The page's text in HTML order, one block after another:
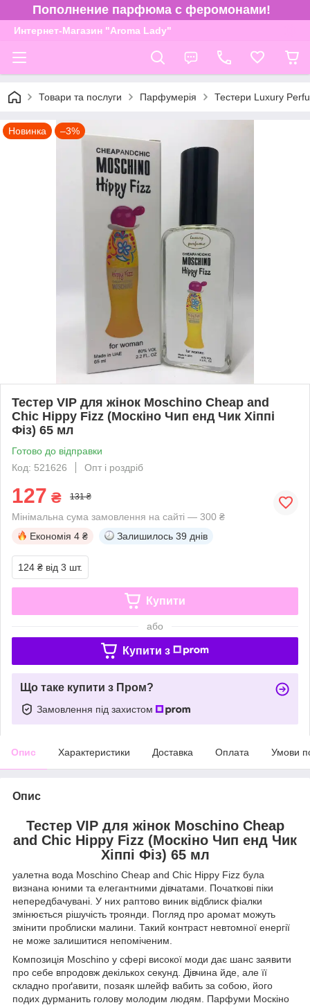
Пополнение парфюма с феромонами!
Интернет-Магазин "Aroma Lady"
Товари та послуги Парфумерія Тестери Luxury
Новинка –3%
Тестер VIP для жінок Moschino Cheap and
Chic Hippy Fizz (Москіно Чип енд Чик Хіппі
Фіз) 65 мл
Готово до відправки
Код: 521626
Опт і роздріб
127 ₴ 131 ₴
Мінімальна сума замовлення на сайті — 300 ₴
Економія 4 ₴ Залишилось 39 днів
124 ₴ від 3 шт.
Купити
або
Купити з
Що таке купити з Пром?
Замовлення під захистом
Опис Характеристики Доставка Оплата Умови
Опис
Тестер VIP для жінок Moschino Cheap
and Chic Hippy Fizz (Москіно Чип енд Чик
Хіппі Фіз) 65 мл
уалетна вода Moschino Cheap and Chic Hippy Fizz була
визнана юними та елегантними дівчатами. Початкові піки
непередбачувані. У них раптово виник відблиск фіалки
змінюється рішучість троянди. Погляд про аромат можуть
змінити проблиски малини. Такий контраст невтомної енергії
не може залишитися непоміченим.
Композиція Moschino у сфері високої моди дає шанс заявити
про себе впродовж декількох секунд. Дівчина йде, але її
складно проґавити, позаяк шлейф вабить за собою, його
подих дурманить голову молодим людям. Парфуми Москіно